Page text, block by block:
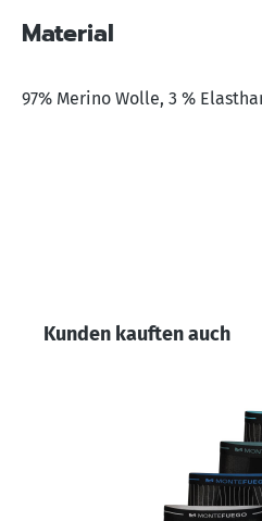
Material
97% Merino Wolle, 3 %
Produktgalerie überspringen
Kunden kauften auch